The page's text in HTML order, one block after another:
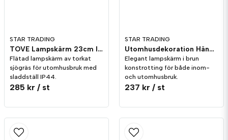
STAR TRADING
TOVE Lampskärm 23cm IP44
Flätad lampskärm av torkat
sjögräs för utomhusbruk med
sladdställ IP44.
285 kr / st
STAR TRADING
Utomhusdekoration Hängande Twine Svart IP44
Elegant lampskärm i brun
konstrotting för både inom-
och utomhusbruk.
237 kr / st